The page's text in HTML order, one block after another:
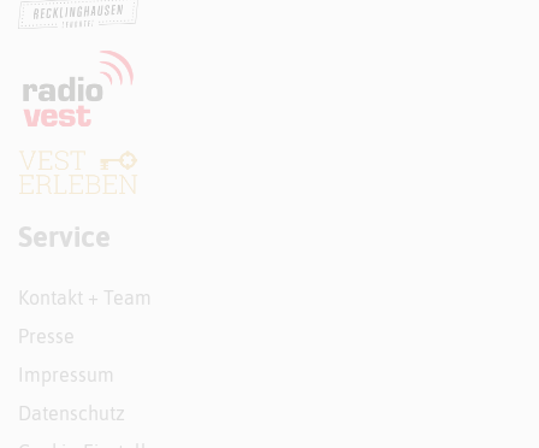
Service
Kontakt + Team
Presse
Impressum
Datenschutz